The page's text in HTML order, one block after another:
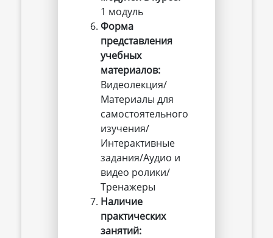
1 модуль
Форма
представления
учебных
материалов:
Видеолекция/
Материалы для
самостоятельного
изучения/
Интерактивные
задания/Аудио и
видео ролики/
Тренажеры
Наличие
практических
занятий: